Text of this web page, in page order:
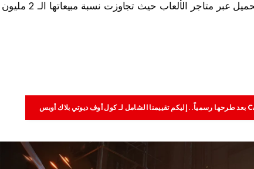
منها وقد حصلت على ملايين من عمليات التحميل عبر متاجر الألعاب حيث تجاوزت نسبة مبيعاتها الـ 2 مليون